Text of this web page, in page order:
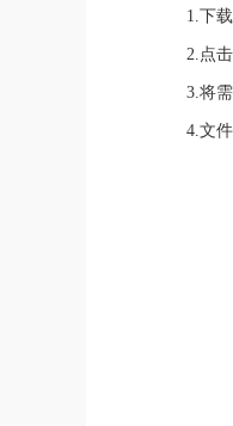
1.下载
2.点击“选
3.将需要转
4.文件识别